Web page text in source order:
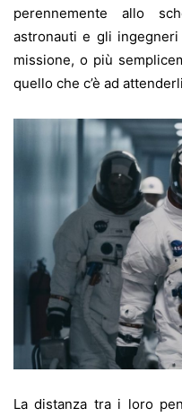
perennemente allo
astronauti e gli
missione, o più
quello che c’è ad
La distanza tra i loro